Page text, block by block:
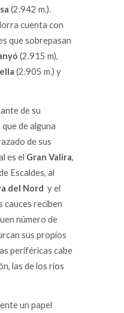
(2.942 m.).
cuenta con
que sobrepasan
(2.915 m),
(2.905 m.) y
de su
de alguna
de sus
es el Gran Valira,
Escaldes, al
del Nord y el
cauces reciben
número de
sus propios
periféricas cabe
las de los ríos
un papel